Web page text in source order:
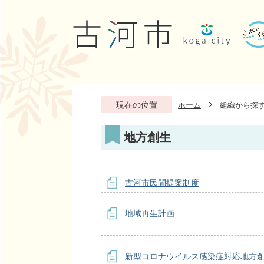
現在の位置 ホーム 組織から探
地方創生
古河市民間提案制度
地域再生計画
新型コロナウイルス感染症対応地方